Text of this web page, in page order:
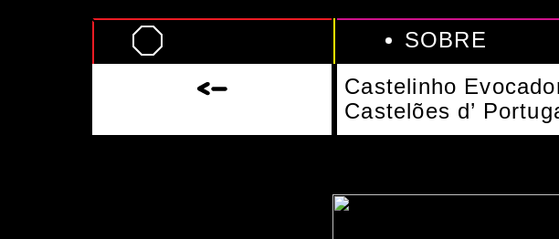
SOBRE
Castelinho
Castelões d’